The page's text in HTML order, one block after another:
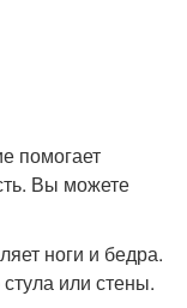
помогает
Вы можете
ноги и бедра.
или стены.